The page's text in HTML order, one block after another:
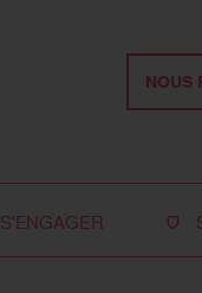
NOUS
S'ENGAGER